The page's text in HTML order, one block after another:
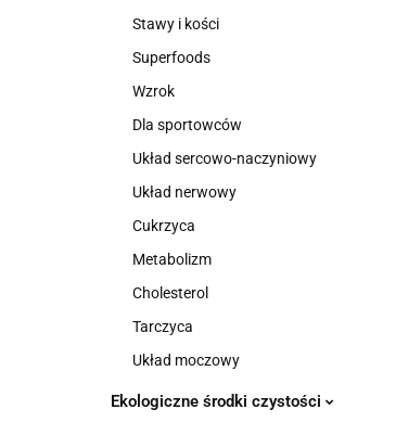
Stawy i kości
Superfoods
Wzrok
Dla sportowców
Układ sercowo-naczyniowy
Układ nerwowy
Cukrzyca
Metabolizm
Cholesterol
Tarczyca
Układ moczowy
Ekologiczne środki czystości